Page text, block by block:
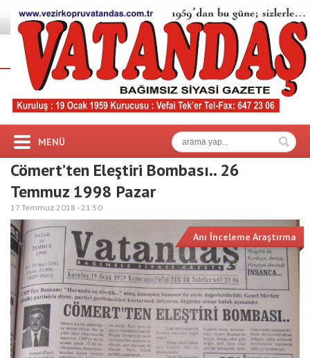
MENÜ
Cömert’ten Eleştiri Bombası.. 26
Temmuz 1998 Pazar
17 Temmuz 2018 -21:50
Anı İnceleme Araştırma